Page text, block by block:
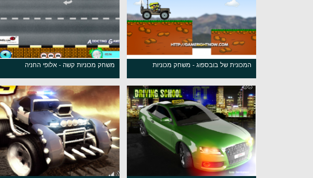
המכונית של בובספוג - משחק מכוניות משחק מכוניות קשה - אלופי החניה